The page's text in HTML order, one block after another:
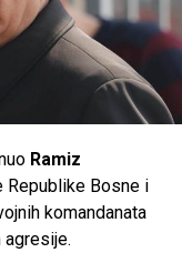
Ramiz
Republike Bosne i
komandanata